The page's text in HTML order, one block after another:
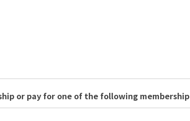
or pay for one of the following